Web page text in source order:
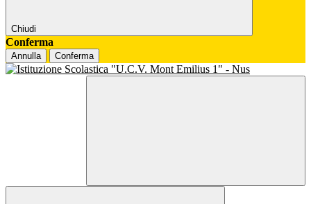
Chiudi
Conferma
Annulla Conferma